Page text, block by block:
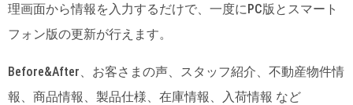
理画面から情報を入力するだけで、一度にPC版とスマート
フォン版の更新が行えます。
Before&After、お客さまの声、スタッフ紹介、不動産物件情
報、商品情報、製品仕様、在庫情報、入荷情報 など